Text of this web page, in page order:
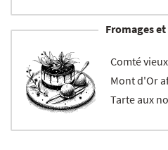
Fromages
Comté
Mont d'Or
Tarte aux